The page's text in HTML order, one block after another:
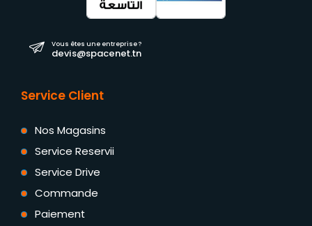
Vous êtes une entreprise ?
devis@spacenet.tn
Service Client
Nos Magasins
Service Reservii
Service Drive
Commande
Paiement